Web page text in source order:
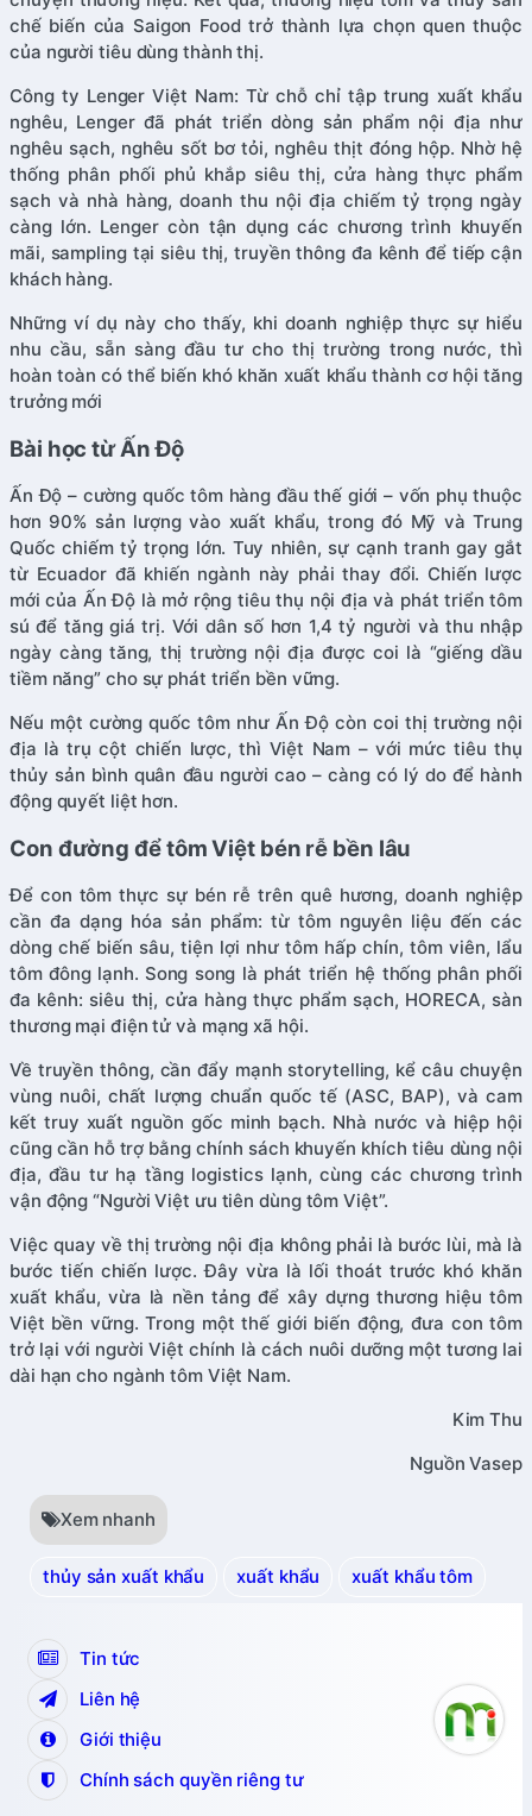
chế biến của Saigon Food trở thành lựa chọn quen thuộc
của người tiêu dùng thành thị.
Công ty Lenger Việt Nam: Từ chỗ chỉ tập trung xuất khẩu
nghêu, Lenger đã phát triển dòng sản phẩm nội địa như
nghêu sạch, nghêu sốt bơ tỏi, nghêu thịt đóng hộp. Nhờ hệ
thống phân phối phủ khắp siêu thị, cửa hàng thực phẩm
sạch và nhà hàng, doanh thu nội địa chiếm tỷ trọng ngày
càng lớn. Lenger còn tận dụng các chương trình khuyến
mãi, sampling tại siêu thị, truyền thông đa kênh để tiếp cận
khách hàng.
Những ví dụ này cho thấy, khi doanh nghiệp thực sự hiểu
nhu cầu, sẵn sàng đầu tư cho thị trường trong nước, thì
hoàn toàn có thể biến khó khăn xuất khẩu thành cơ hội tăng
trưởng mới
Bài học từ Ấn Độ
Ấn Độ – cường quốc tôm hàng đầu thế giới – vốn phụ thuộc
hơn 90% sản lượng vào xuất khẩu, trong đó Mỹ và Trung
Quốc chiếm tỷ trọng lớn. Tuy nhiên, sự cạnh tranh gay gắt
từ Ecuador đã khiến ngành này phải thay đổi. Chiến lược
mới của Ấn Độ là mở rộng tiêu thụ nội địa và phát triển tôm
sú để tăng giá trị. Với dân số hơn 1,4 tỷ người và thu nhập
ngày càng tăng, thị trường nội địa được coi là “giếng dầu
tiềm năng” cho sự phát triển bền vững.
Nếu một cường quốc tôm như Ấn Độ còn coi thị trường nội
địa là trụ cột chiến lược, thì Việt Nam – với mức tiêu thụ
thủy sản bình quân đầu người cao – càng có lý do để hành
động quyết liệt hơn.
Con đường để tôm Việt bén rễ bền lâu
Để con tôm thực sự bén rễ trên quê hương, doanh nghiệp
cần đa dạng hóa sản phẩm: từ tôm nguyên liệu đến các
dòng chế biến sâu, tiện lợi như tôm hấp chín, tôm viên, lẩu
tôm đông lạnh. Song song là phát triển hệ thống phân phối
đa kênh: siêu thị, cửa hàng thực phẩm sạch, HORECA, sàn
thương mại điện tử và mạng xã hội.
Về truyền thông, cần đẩy mạnh storytelling, kể câu chuyện
vùng nuôi, chất lượng chuẩn quốc tế (ASC, BAP), và cam
kết truy xuất nguồn gốc minh bạch. Nhà nước và hiệp hội
cũng cần hỗ trợ bằng chính sách khuyến khích tiêu dùng nội
địa, đầu tư hạ tầng logistics lạnh, cùng các chương trình
vận động “Người Việt ưu tiên dùng tôm Việt”.
Việc quay về thị trường nội địa không phải là bước lùi, mà là
bước tiến chiến lược. Đây vừa là lối thoát trước khó khăn
xuất khẩu, vừa là nền tảng để xây dựng thương hiệu tôm
Việt bền vững. Trong một thế giới biến động, đưa con tôm
trở lại với người Việt chính là cách nuôi dưỡng một tương lai
dài hạn cho ngành tôm Việt Nam.
Kim Thu
Nguồn Vasep
Xem nhanh
thủy sản xuất khẩu xuất khẩu xuất khẩu tôm
Tin tức
Liên hệ
Giới thiệu
Chính sách quyền riêng tư